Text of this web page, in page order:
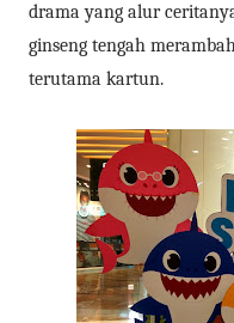
drama yang alur
ginseng tengah
terutama kartun.